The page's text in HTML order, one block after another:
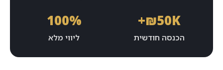
₪50K+
הכנסה חודשית
100%
ליווי מלא